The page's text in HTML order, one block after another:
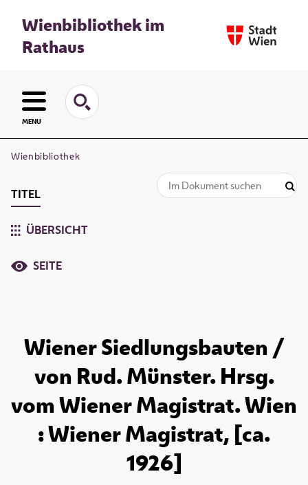
Wienbibliothek im
Rathaus
MENU
Wienbibliothek
TITEL
ÜBERSICHT
SEITE
Wiener Siedlungsbauten /
von Rud. Münster. Hrsg.
vom Wiener Magistrat. Wien
: Wiener Magistrat, [ca.
1926]